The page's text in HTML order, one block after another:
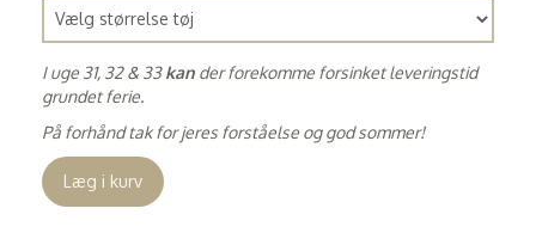
I uge 31, 32 & 33kan der forekomme forsinket leveringstid
grundet ferie.
På forhånd tak for jeres forståelse og god sommer!
Læg i kurv